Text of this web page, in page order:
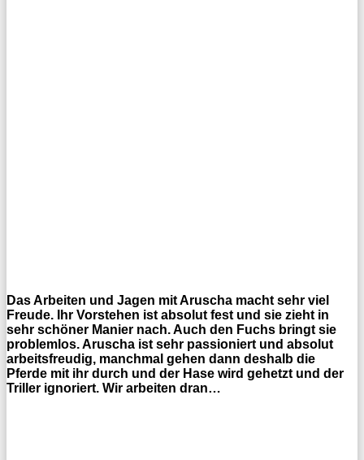
Das Arbeiten und Jagen mit Aruscha macht sehr viel
Freude. Ihr Vorstehen ist absolut fest und sie zieht in
sehr schöner Manier nach. Auch den Fuchs bringt sie
problemlos. Aruscha ist sehr passioniert und absolut
arbeitsfreudig, manchmal gehen dann deshalb die
Pferde mit ihr durch und der Hase wird gehetzt und der
Triller ignoriert. Wir arbeiten dran…